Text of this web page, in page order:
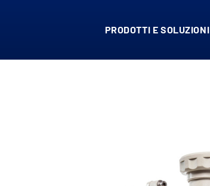
PRODOTTI E SOLUZIONI